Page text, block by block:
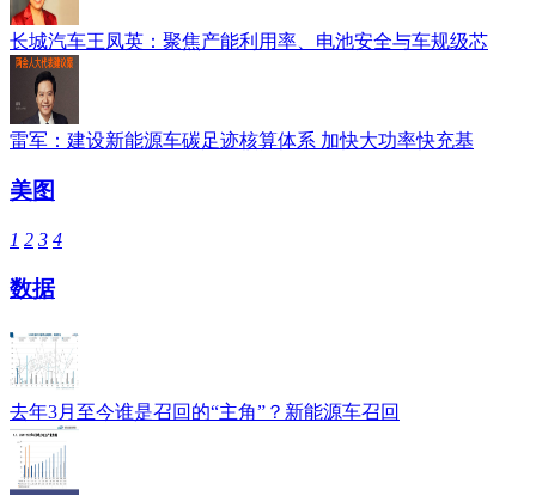
长城汽车王凤英：聚焦产能利用率、电池安全与车规级芯
雷军：建设新能源车碳足迹核算体系 加快大功率快充基
美图
1 2 3 4
数据
去年3月至今谁是召回的“主角”？新能源车召回